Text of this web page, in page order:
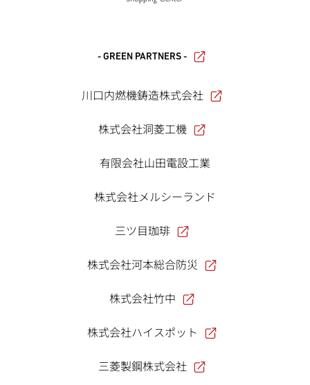
- GREEN PARTNERS -
川口内燃機鋳造株式会社
株式会社洞菱工機
有限会社山田電設工業
株式会社メルシーランド
三ツ目珈琲
株式会社河本総合防災
株式会社竹中
株式会社ハイスポット
三菱製鋼株式会社